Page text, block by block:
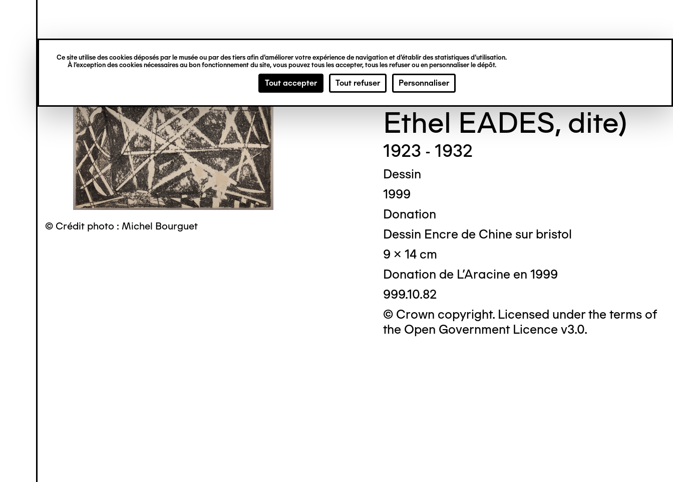
Ce site utilise des cookies déposés par le musée ou par des tiers afin d’améliorer votre expérience de navigation et d’établir des statistiques d’utilisation.
À l’exception des cookies nécessaires au bon fonctionnement du site, vous pouvez tous les accepter, tous les refuser ou en personnaliser le dépôt.
Tout accepter Tout refuser Personnaliser
principal
verticale
© Crédit photo : Michel Bourguet
Madge GILL (Maude
Ethel EADES, dite)
1923 - 1932
Dessin
1999
Donation
Dessin Encre de Chine sur bristol
9 x 14 cm
Donation de L'Aracine en 1999
999.10.82
© Crown copyright. Licensed under the terms of
the Open Government Licence v3.0.